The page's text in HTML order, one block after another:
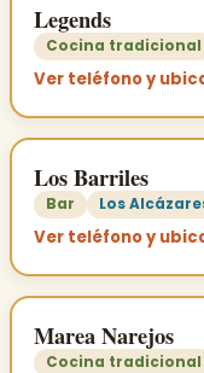
Legends
Cocina tradicional
Ver teléfono y
Los Barriles
Bar Los
Ver teléfono y
Marea Narejos
Cocina tradicional